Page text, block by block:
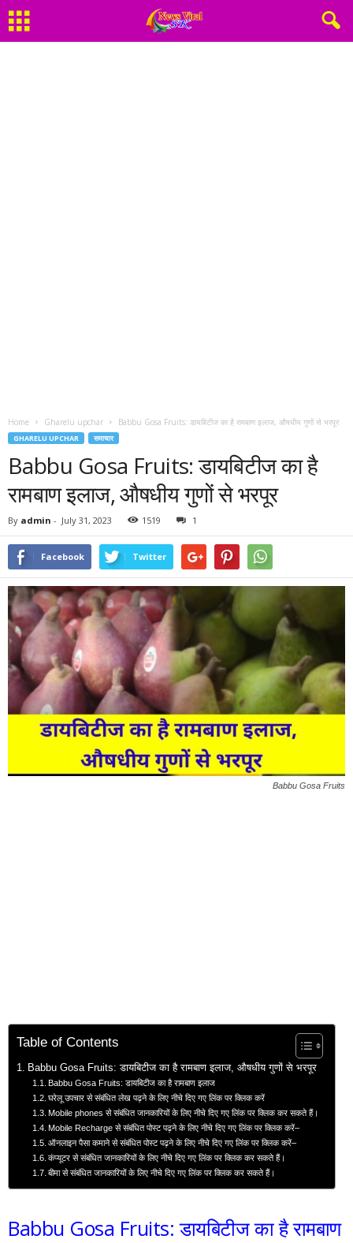
Home Gharelu upchar Babbu Gosa Fruits: डायबिटीज का है रामबाण इलाज, औषधीय गुणों से भरपूर
GHARELU UPCHAR समाचार
Babbu Gosa Fruits: डायबिटीज का है
रामबाण इलाज, औषधीय गुणों से भरपूर
By admin - July 31, 2023 1519 1
Facebook Twitter
Babbu Gosa Fruits
Table of Contents
Babbu Gosa Fruits: डायबिटीज का है रामबाण इलाज, औषधीय गुणों से भरपूर
Babbu Gosa Fruits: डायबिटीज का है रामबाण इलाज
घरेलू उपचार से संबंधित लेख पढ़ने के लिए नीचे दिए गए लिंक पर क्लिक करें
Mobile phones से संबंधित जानकारियों के लिए नीचे दिए गए लिंक पर क्लिक कर सकते हैं।
Mobile Recharge से संबंधित पोस्ट पढ़ने के लिए नीचे दिए गए लिंक पर क्लिक करें–
ऑनलाइन पैसा कमाने से संबंधित पोस्ट पढ़ने के लिए नीचे दिए गए लिंक पर क्लिक करें–
कंप्यूटर से संबंधित जानकारियों के लिए नीचे दिए गए लिंक पर क्लिक कर सकते हैं।
बीमा से संबंधित जानकारियों के लिए नीचे दिए गए लिंक पर क्लिक कर सकते हैं।
Babbu Gosa Fruits: डायबिटीज का है रामबाण